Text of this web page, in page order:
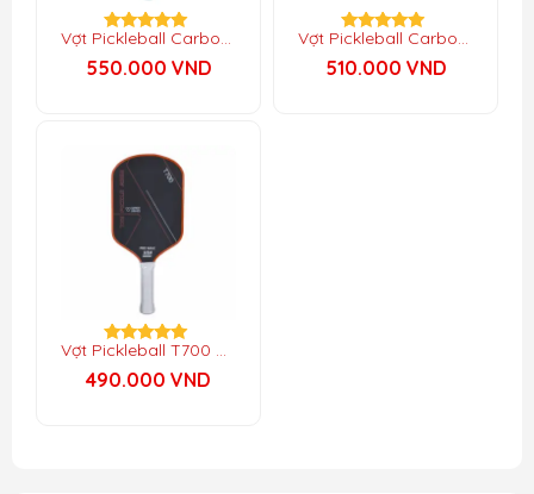
Được xếp
hạng
5.00
Vợt Pickleball Carbon T1000
550.000 VND
Được xếp
hạng
5.00
Vợt Pickleball Carbon T900
510.000 VND
Được xếp
hạng
5.00
Vợt Pickleball T700 Carbon
490.000 VND